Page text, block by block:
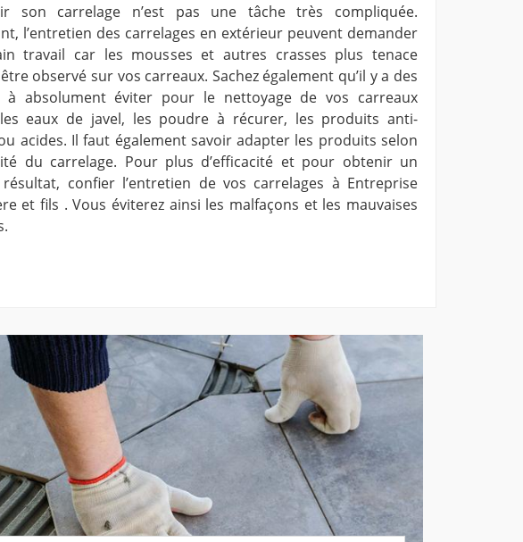
son carrelage n’est pas une tâche très compliquée.
l’entretien des carrelages en extérieur peuvent demander
travail car les mousses et autres crasses plus tenace
observé sur vos carreaux. Sachez également qu’il y a des
à absolument éviter pour le nettoyage de vos carreaux
eaux de javel, les poudre à récurer, les produits anti-
acides. Il faut également savoir adapter les produits selon
du carrelage. Pour plus d’efficacité et pour obtenir un
confier l’entretien de vos carrelages à Entreprise
et fils . Vous éviterez ainsi les malfaçons et les mauvaises